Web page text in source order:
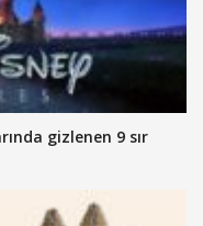
gizlenen 9 sır